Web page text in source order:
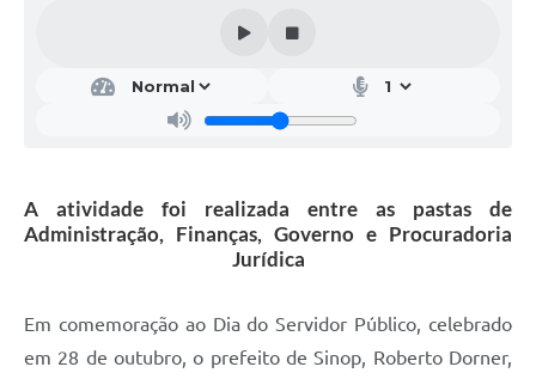
A atividade foi realizada entre as pastas de
Administração, Finanças, Governo e Procuradoria
Jurídica
Em comemoração ao Dia do Servidor Público, celebrado
em 28 de outubro, o prefeito de Sinop, Roberto Dorner,